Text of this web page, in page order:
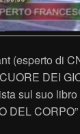
(esperto di
DEI
sul suo
DEL